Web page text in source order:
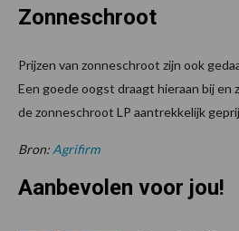
Zonneschroot
Prijzen van zonneschroot zijn ook
Een goede oogst draagt hieraan bij en
de zonneschroot LP aantrekkelijk
Bron: Agrifirm
Aanbevolen voor jou!